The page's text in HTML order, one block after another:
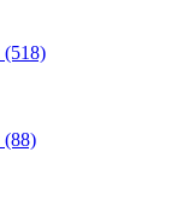
(518)
(88)